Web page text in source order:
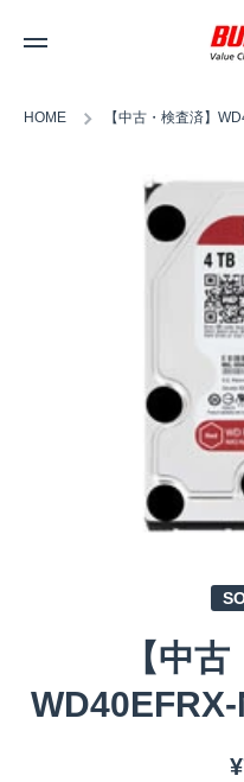
HOME 【中古・検査済】
商品情報へスキップ
【中古